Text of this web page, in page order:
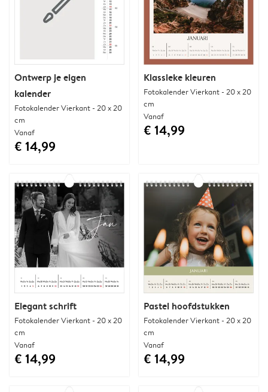
Ontwerp je eigen
kalender
Fotokalender Vierkant - 20 x 20
cm
Vanaf
€ 14,99
Klassieke kleuren
Fotokalender Vierkant - 20 x 20
cm
Vanaf
€ 14,99
Elegant schrift
Fotokalender Vierkant - 20 x 20
cm
Vanaf
€ 14,99
Pastel hoofdstukken
Fotokalender Vierkant - 20 x 20
cm
Vanaf
€ 14,99